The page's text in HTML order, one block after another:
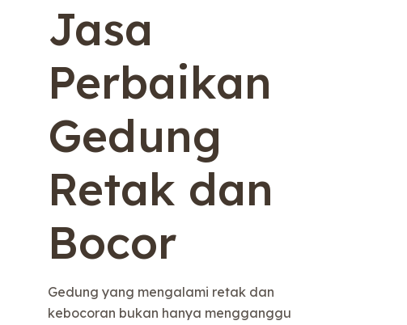
Jasa
Perbaikan
Gedung
Retak dan
Bocor
Gedung yang mengalami retak dan
kebocoran bukan hanya mengganggu